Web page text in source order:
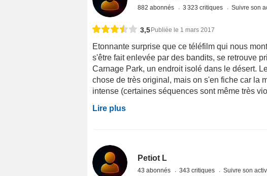
882 abonnés 3 323 critiques Suivre son
3,5Publiée le 1 mars 2017
Etonnante surprise que ce téléfilm qui nous
s'être fait enlevée par des bandits, se retrouve
Carnage Park, un endroit isolé dans le désert.
chose de très original, mais on s'en fiche car la
intense (certaines séquences sont même très
Lire plus
Petiot L
43 abonnés 343 critiques Suivre son